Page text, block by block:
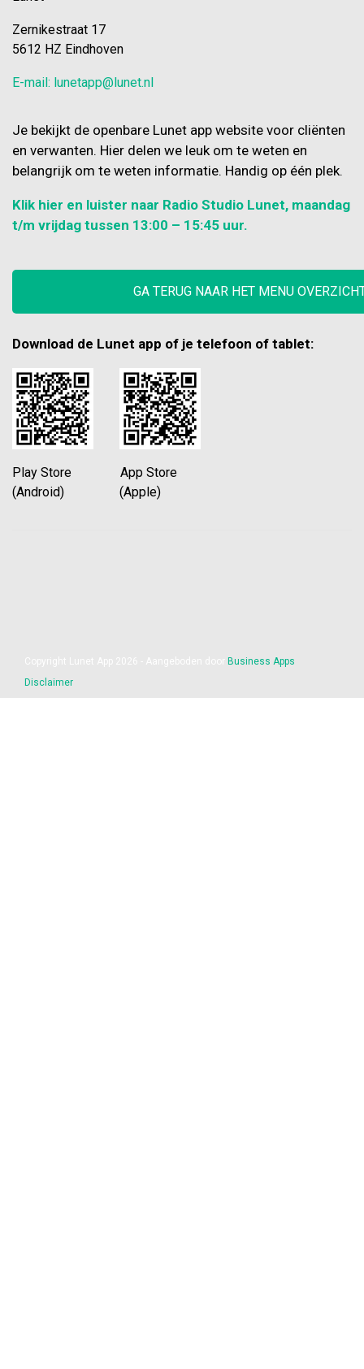
Zernikestraat 17
5612 HZ Eindhoven
E-mail: lunetapp@lunet.nl
Je bekijkt de openbare Lunet app website voor cliënten
en verwanten. Hier delen we leuk om te weten en
belangrijk om te weten informatie. Handig op één plek.
Klik hier en luister naar Radio Studio Lunet, maandag
t/m vrijdag tussen 13:00 – 15:45 uur.
GA TERUG NAAR HET MENU
Download de Lunet app of je telefoon of tablet:
Play Store App Store
(Android) (Apple)
Business Apps
Disclaimer